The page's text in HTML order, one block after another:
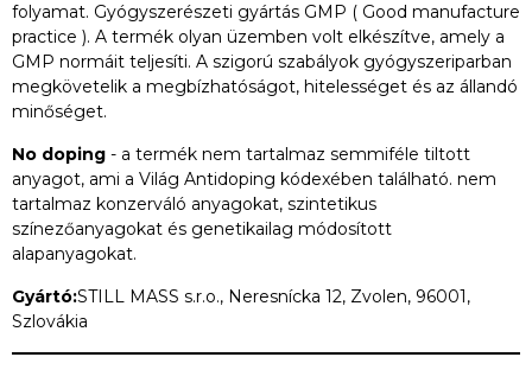
folyamat. Gyógyszerészeti gyártás GMP ( Good manufacture
practice ). A termék olyan üzemben volt elkészítve, amely a
GMP normáit teljesíti. A szigorú szabályok gyógyszeriparban
megkövetelik a megbízhatóságot, hitelességet és az állandó
minőséget.
No doping - a termék nem tartalmaz semmiféle tiltott
anyagot, ami a Világ Antidoping kódexében található. nem
tartalmaz konzerváló anyagokat, szintetikus
színezőanyagokat és genetikailag módosított
alapanyagokat.
Gyártó:STILL MASS s.r.o., Neresnícka 12, Zvolen, 96001,
Szlovákia